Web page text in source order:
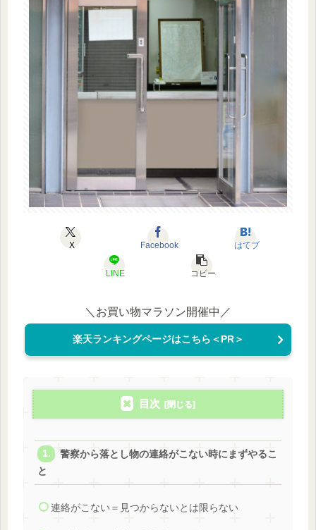
X Facebook はてブ
LINE コピー
＼お買い物マラソン開催中／
楽天ランキングページはこちら＜PR＞
目次
警察から落とし物の連絡がこない時にまずやるこ
と
連絡がこない＝見つからないとは限らない